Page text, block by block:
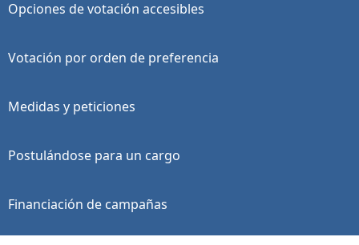
Opciones de votación accesibles
Votación por orden de preferencia
Medidas y peticiones
Postulándose para un cargo
Financiación de campañas